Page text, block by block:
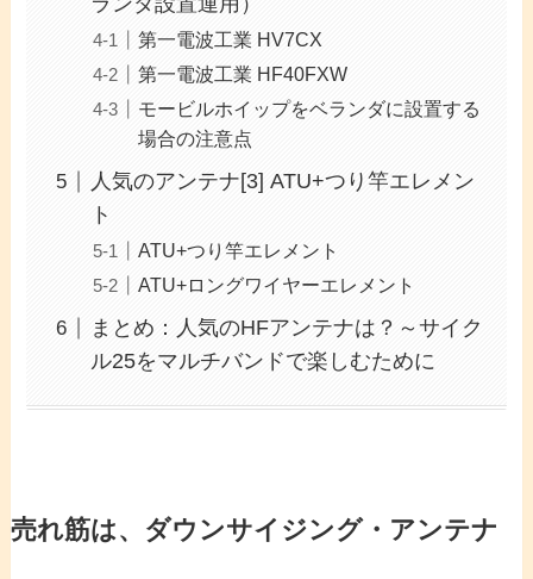
第一電波工業 HV7CX
第一電波工業 HF40FXW
モービルホイップをベランダに設置する
場合の注意点
人気のアンテナ[3] ATU+つり竿エレメン
ト
ATU+つり竿エレメント
ATU+ロングワイヤーエレメント
まとめ：人気のHFアンテナは？～サイク
ル25をマルチバンドで楽しむために
売れ筋は、ダウンサイジング・アンテナ